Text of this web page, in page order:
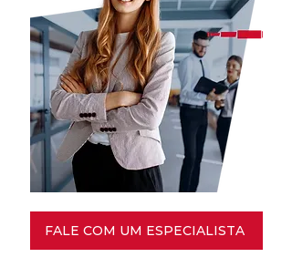
FALE COM UM ESPECIALISTA